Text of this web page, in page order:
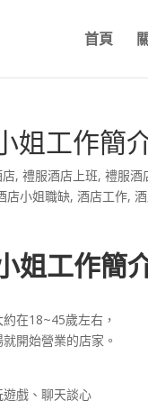
首頁
姐工作簡
,禮服酒店上班,禮服酒
店小姐職缺,酒店工作,
姐工作簡
在18~45歲左右，
開始營業的店家。
戲、聊天談心